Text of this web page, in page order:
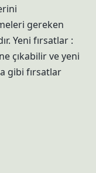
gereken
Yeni fırsatlar :
çıkabilir ve yeni
gibi fırsatlar